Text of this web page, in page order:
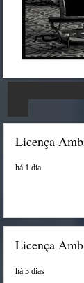
Licença
há 1 dia
Licença
há 3 dias